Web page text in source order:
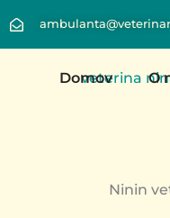
Domov O
Ninin